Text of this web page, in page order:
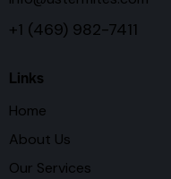
+1 (469) 982-7411
Links
Home
About Us
Our Services